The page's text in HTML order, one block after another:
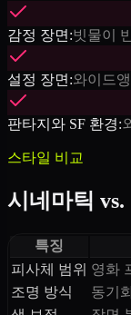
감정 장면:빗물이
설정 장면:와이드
판타지와 SF 환경:
스타일 비교
시네마틱
특징
피사체 범위 영화
조명 방식
동기